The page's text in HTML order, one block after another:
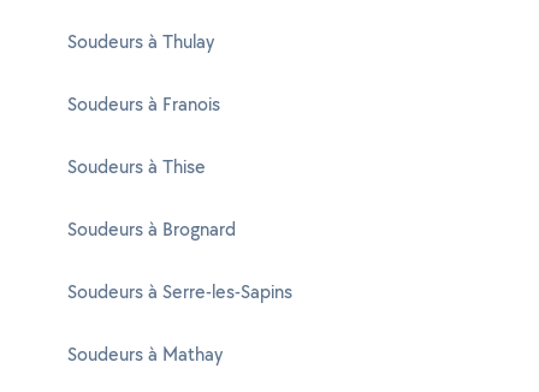
Soudeurs à Thulay
Soudeurs à Franois
Soudeurs à Thise
Soudeurs à Brognard
Soudeurs à Serre-les-Sapins
Soudeurs à Mathay